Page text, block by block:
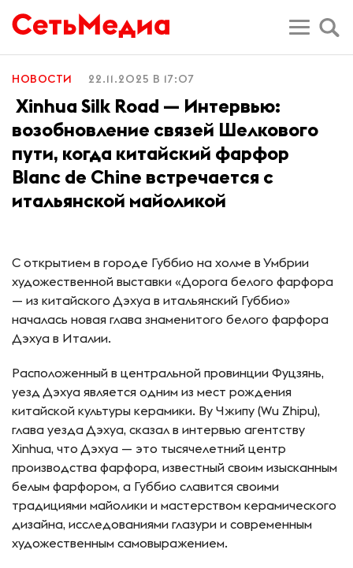
НОВОСТИ 22.11.2025 В 17:07
Xinhua Silk Road — Интервью:
возобновление связей Шелкового
пути, когда китайский фарфор
Blanc de Chine встречается с
итальянской майоликой
C открытием в городе Губбио на холме в Умбрии
художественной выставки «Дорога белого фарфора
— из китайского Дэхуа в итальянский Губбио»
началась новая глава знаменитого белого фарфора
Дэхуа в Италии.
Расположенный в центральной провинции Фуцзянь,
уезд Дэхуа является одним из мест рождения
китайской культуры керамики. Ву Чжипу (Wu Zhipu),
глава уезда Дэхуа, сказал в интервью агентству
Xinhua, что Дэхуа — это тысячелетний центр
производства фарфора, известный своим изысканным
белым фарфором, а Губбио славится своими
традициями майолики и мастерством керамического
дизайна, исследованиями глазури и современным
художественным самовыражением.